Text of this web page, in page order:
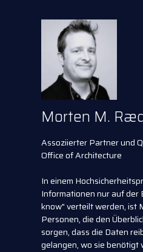
Morten M.
Assoziierter Partner und
Office of Architecture
In einem
Informationen nur auf der
know" verteilt werden, ist
Personen, die den
sorgen, dass die Daten
gelangen, wo sie benötigt